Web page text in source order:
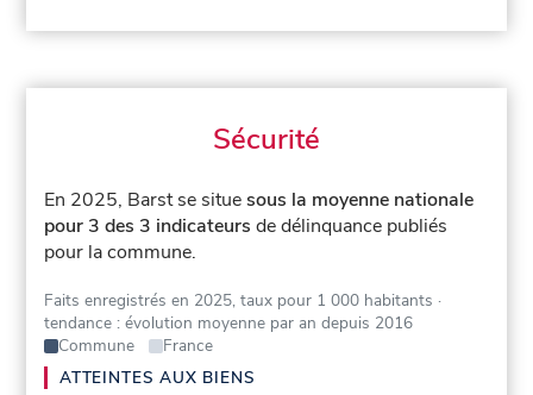
Sécurité
En 2025, Barst se situesous la moyenne nationale
pour 3 des 3 indicateurs de délinquance publiés
pour la commune.
Faits enregistrés en 2025, taux pour 1 000 habitants ·
tendance : évolution moyenne par an depuis 2016
Commune
France
ATTEINTES AUX BIENS